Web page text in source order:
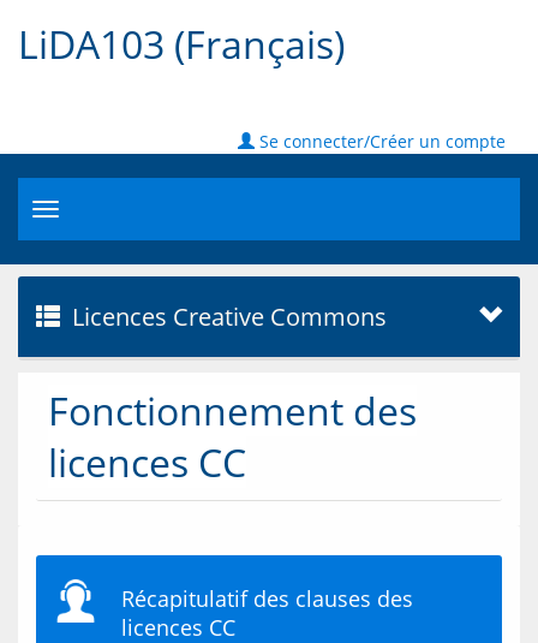
LiDA103 (Français)
Se connecter/Créer un compte
Toggle
navigation
Licences Creative Commons
Fonctionnement des
licences CC
Récapitulatif des clauses des
licences CC